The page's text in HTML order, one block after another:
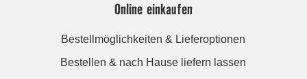
Online einkaufen
Bestellmöglichkeiten & Lieferoptionen
Bestellen & nach Hause liefern lassen